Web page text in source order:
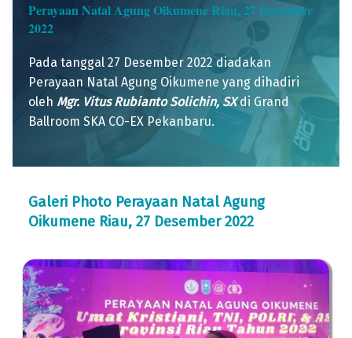
Perayaan Natal Agung Oikumene Riau, 27 Desember
2022
Pada tanggal 27 Desember 2022 diadakan
Perayaan Natal Agung Oikumene yang dihadiri
oleh Mgr. Vitus Rubianto Solichin, SXdi Grand
Ballroom SKA CO-EX Pekanbaru.
Galeri Photo Perayaan Natal Agung
Oikumene Riau, 27 Desember 2022